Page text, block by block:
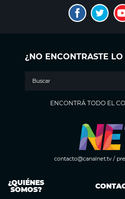
¿NO ENCONTRASTE
ENCONTRÁ TODO EL
contacto@canalnet.tv/
¿QUIÉNES
SOMOS?